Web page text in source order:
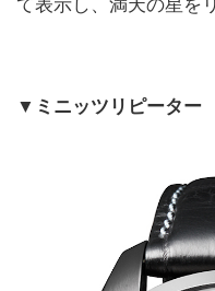
て表示し、満天の星を
▼ミニッツリピーター